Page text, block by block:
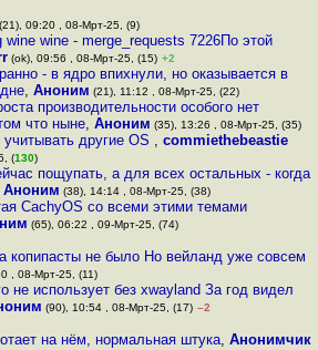
(21), 09:20 , 08-Мрт-25, (9)
wine wine - merge_requests 7226По этой
(ok), 09:56 , 08-Мрт-25, (15) +2
- в ядро впихнули, но оказывается в
, Аноним (21), 11:12 , 08-Мрт-25, (22)
производительности особого нет
что ныне,Аноним (35), 13:26 , 08-Мрт-25, (35)
другие OS ,commiethebeastie
(130)
пощупать, а для всех остальных - когда
Аноним (38), 14:14 , 08-Мрт-25, (38)
CachyOS со всеми этими темами
(65), 06:22 , 09-Мрт-25, (74)
копипасты не было Но вейланд уже совсем
, 08-Мрт-25, (11)
не использует без xwayland За год видел
(90), 10:54 , 08-Мрт-25, (17) –2
на нём, нормальная штука,Анонимчик